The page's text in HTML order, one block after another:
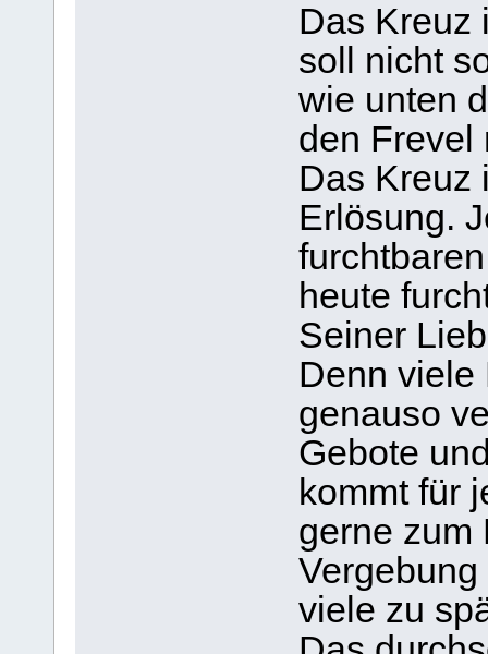
Das Kreuz
soll nicht
wie unten
den Frevel
Das Kreuz
Erlösung.
heute
Seiner
Denn viele
genauso
Gebote
kommt für
gerne zum
viele zu